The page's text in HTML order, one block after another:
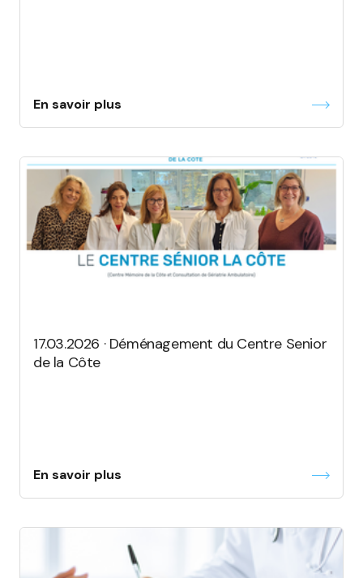
En savoir plus
17.03.2026 · Déménagement du Centre Senior
de la Côte
En savoir plus